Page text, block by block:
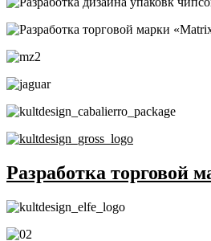
Разработка торговой